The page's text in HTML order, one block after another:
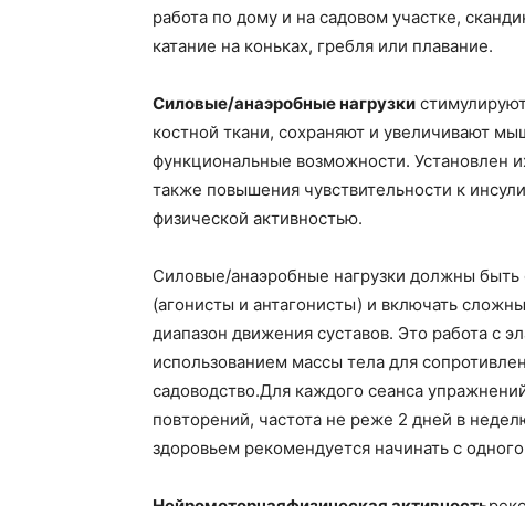
работа по дому и на садовом участке,
катание на коньках, гребля или плавание.
Силовые/анаэробные нагрузки
костной ткани, сохраняют и увеличивают
функциональные возможности. Установлен
также повышения чувствительности к
физической активностью.
Силовые/анаэробные нагрузки должны
(агонисты и антагонисты) и включать
диапазон движения суставов. Это работа с
использованием массы тела для
садоводство.Для каждого сеанса
повторений, частота не реже 2 дней в
здоровьем рекомендуется начинать с